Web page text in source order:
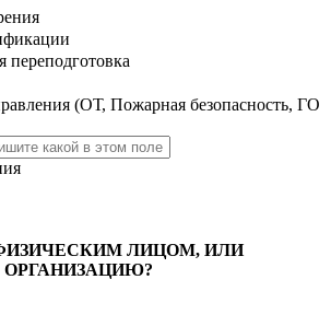
переподготовка
(ОТ, Пожарная безопасность, ГО
ЛИЦОМ, ИЛИ